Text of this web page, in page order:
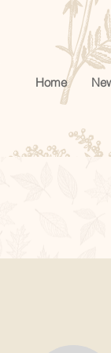
tZUREZFJl4sA
Home